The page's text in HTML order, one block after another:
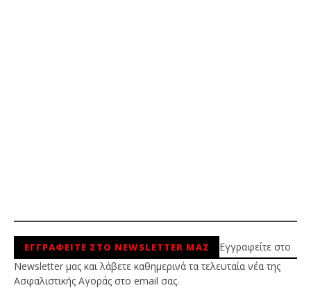
ΕΓΓΡΑΦΕΙΤΕ ΣΤΟ NEWSLETTER ΜΑΣ
Εγγραφείτε στο
Newsletter μας και λάβετε καθημερινά τα τελευταία νέα της
Ασφαλιστικής Αγοράς στο email σας.